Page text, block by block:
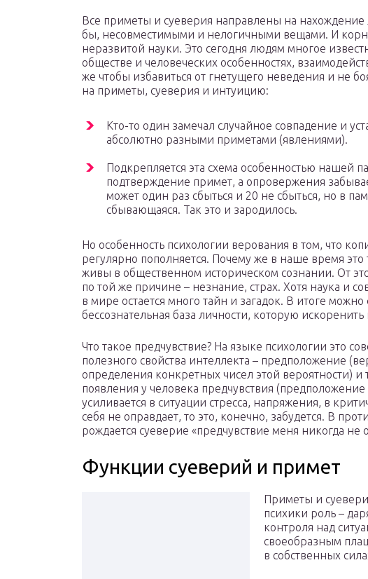
Все приметы и суеверия направлены на нахождение
бы, несовместимыми и нелогичными вещами. И
неразвитой науки. Это сегодня людям многое
обществе и человеческих особенностях,
же чтобы избавиться от гнетущего неведения и не
на приметы, суеверия и интуицию:
Кто-то один замечал случайное совпадение и
абсолютно разными приметами (явлениями).
Подкрепляется эта схема особенностью нашей
подтверждение примет, а опровержения
может один раз сбыться и 20 не сбыться, но в
сбывающаяся. Так это и зародилось.
Но особенность психологии верования в том, что
регулярно пополняется. Почему же в наше время
живы в общественном историческом сознании. От
по той же причине – незнание, страх. Хотя наука и
в мире остается много тайн и загадок. В итоге
бессознательная база личности, которую
Что такое предчувствие? На языке психологии это
полезного свойства интеллекта – предположение
определения конкретных чисел этой вероятности) и
появления у человека предчувствия
усиливается в ситуации стресса, напряжения, в
себя не оправдает, то это, конечно, забудется. В
рождается суеверие «предчувствие меня никогда не
Функции суеверий и примет
Приметы и
психики роль –
контроля над
своеобразным
в собственных